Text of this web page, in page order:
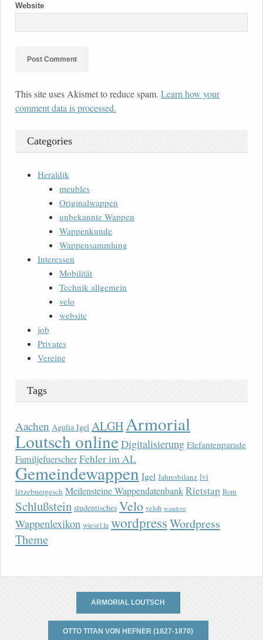
Website
This site uses Akismet to reduce spam. Learn how your
comment data is processed.
Categories
Heraldik
meubles
Originalwappen
unbekannte Wappen
Wappenkunde
Wappensammlung
Interessen
Mobilität
Technik allgemein
velo
website
job
Privates
Vereine
Tags
Aachen Agulia Igel ALGH Armorial
Loutsch onlineDigitalisierung Elefantenparade
FamiljefuerscherFehler im AL
Gemeindewappen Igel Jahresbilanz lvi
lëtzebuergesch Meilensteine WappendatenbankRietstap Rom
Schlußstein studentisches Velo veloh wandern
Wappenlexikon wiesel.lu wordpressWordpress
Theme
ARMORIAL LOUTSCH
OTTO TITAN VON HEFNER (1827-1870)